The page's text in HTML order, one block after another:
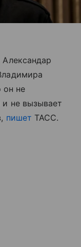
он не
и не вызывает
пишет ТАСС.